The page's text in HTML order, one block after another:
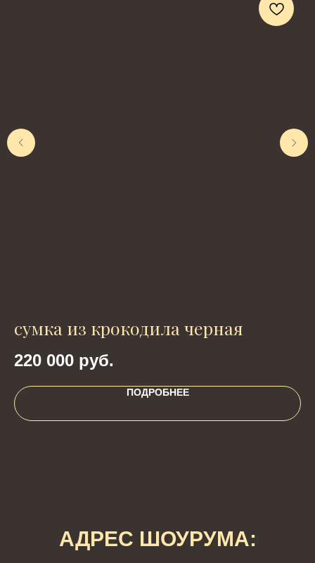
сумка из крокодила черная
220 000 руб.
ПОДРОБНЕЕ
АДРЕС ШОУРУМА: